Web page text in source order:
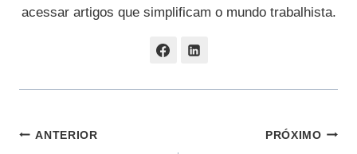
acessar artigos que simplificam o mundo trabalhista.
Navegação
ANTERIOR PRÓXIMO